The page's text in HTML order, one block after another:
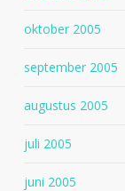
oktober 2005
september 2005
augustus 2005
juli 2005
juni 2005